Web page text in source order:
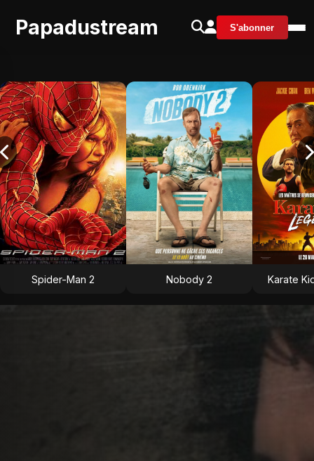
Papadustream S'abonner
Spider-Man 2 Nobody 2 Karate